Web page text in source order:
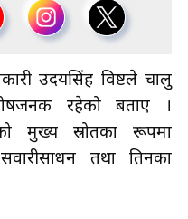
उदयसिंह विष्टले चालु
रहेको बताए ।
मुख्य स्रोतका रूपमा
तथा तिनका